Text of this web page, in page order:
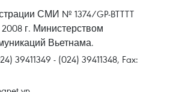
СМИ № 1374/GP-BTTTT
г. Министерством
Вьетнама.
39411349 - (024) 39411348, Fax: